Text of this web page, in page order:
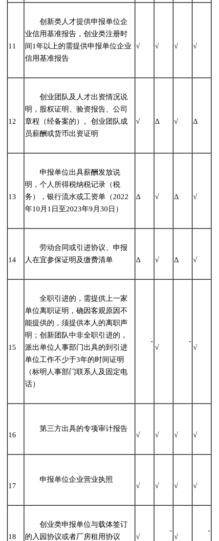
11
创新类人才提供申报单位企
业信用基准报告，创业类注册时
间1年以上的需提供申报单位企业
信用基准报告
√ √ √ √
12
创业团队及人才出资情况说
明，股权证明、验资报告、公司
章程（经备案的）。创业团队成
员薪酬或货币出资证明
√ Δ √ Δ
13
申报单位出具薪酬发放说
明，个人所得税纳税记录（税
务），银行流水或工资单（2022
年10月1日至2023年9月30日）
Δ √ Δ √
14
劳动合同或引进协议、申报
人在宜参保证明及缴费清单
Δ √ Δ √
15
全职引进的，需提供上一家
单位离职证明，确因客观原因不
能提供的，须提供本人的离职声
明；创新团队中非全职引进的，
派出单位人事部门出具的到引进
单位工作不少于3年的时间证明
（标明人事部门联系人及固定电
话）
-
√
-
√
16
第三方出具的专项审计报告
√
√ √ √
17
申报单位企业营业执照
√
√ √ √
18
创业类申报单位与载体签订
的入园协议或者厂房租用协议
√
-
√
-